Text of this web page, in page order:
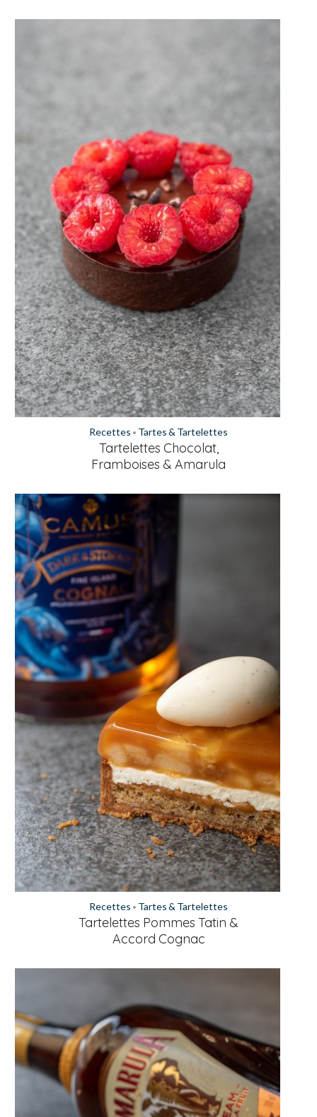
Recettes • Tartes & Tartelettes
Tartelettes Chocolat,
Framboises & Amarula
Recettes • Tartes & Tartelettes
Tartelettes Pommes Tatin &
Accord Cognac